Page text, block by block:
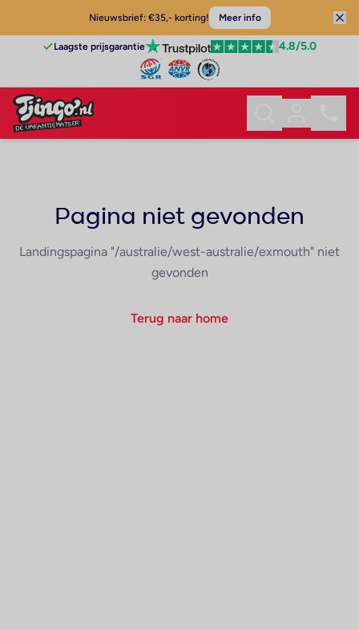
Nieuwsbrief: €35,- korting! Meer info
Laagste prijsgarantie 4.8/5.0
Pagina niet gevonden
Landingspagina "/australie/west-australie/exmouth" niet
gevonden
Terug naar home